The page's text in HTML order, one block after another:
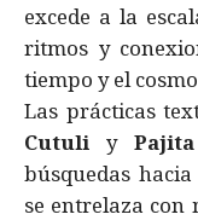
excede a la
ritmos y
tiempo y el
Las prácticas
Cutuli yPajita
búsquedas
se entrelaza con